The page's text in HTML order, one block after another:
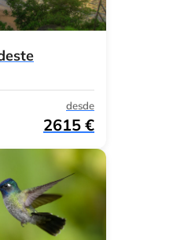
desde
2615 €